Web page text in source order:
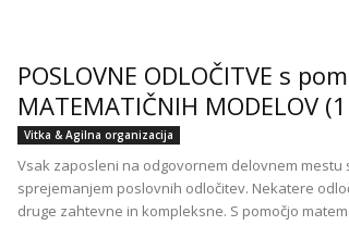
POSLOVNE ODLOČITVE s
MATEMATIČNIH MODELOV
Vitka & Agilna organizacija
Vsak zaposleni na odgovornem delovnem mestu
sprejemanjem poslovnih odločitev. Nekatere
druge zahtevne in kompleksne. S pomočjo